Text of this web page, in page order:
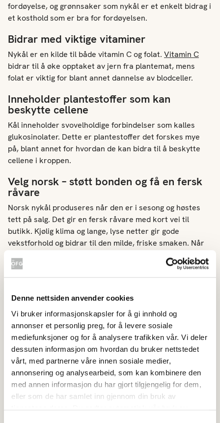
Denne nettsiden anvender cookies
Vi bruker informasjonskapsler for å gi innhold og
annonser et personlig preg, for å levere sosiale
mediefunksjoner og for å analysere trafikken vår. Vi deler
dessuten informasjon om hvordan du bruker nettstedet
vårt, med partnerne våre innen sosiale medier,
annonsering og analysearbeid, som kan kombinere den
med annen informasjon du har gjort tilgjengelig for dem,
eller som de har samlet inn gjennom din bruk av
fordøyelse, og grønnsaker som nykål er et enkelt bidrag i
et kosthold som er bra for fordøyelsen.
Bidrar med viktige vitaminer
Nykål er en kilde til både vitamin C og folat. Vitamin C
bidrar til å øke opptaket av jern fra plantemat, mens
folat er viktig for blant annet dannelse av blodceller.
Inneholder plantestoffer som kan
beskytte cellene
Kål inneholder svovelholdige forbindelser som kalles
glukosinolater. Dette er plantestoffer det forskes mye
på, blant annet for hvordan de kan bidra til å beskytte
cellene i kroppen.
Velg norsk – støtt bonden og få en fersk
råvare
Norsk nykål produseres når den er i sesong og høstes
tett på salg. Det gir en fersk råvare med kort vei til
butikk. Kjølig klima og lange, lyse netter gir gode
vekstforhold og bidrar til den milde, friske smaken. Når
matproduksjon.
Lag noe godt med norsk nykål
Stekt nykål med
tahinisaus
Stekt nykål med tahinisaus
Grilla nykål med
pesto
Grilla nykål med pesto